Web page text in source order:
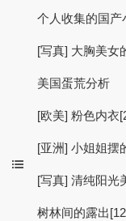
个人收集的国产
[写真] 大胸美女
美国蛋荒分析
[欧美] 粉色内衣
[亚洲] 小姐姐摆
[写真] 清纯阳光
树林间的露出